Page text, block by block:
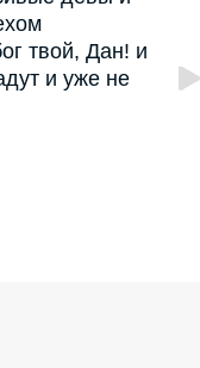
твой, Дан! и
и уже не